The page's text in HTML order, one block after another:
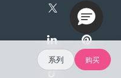
系列 购买